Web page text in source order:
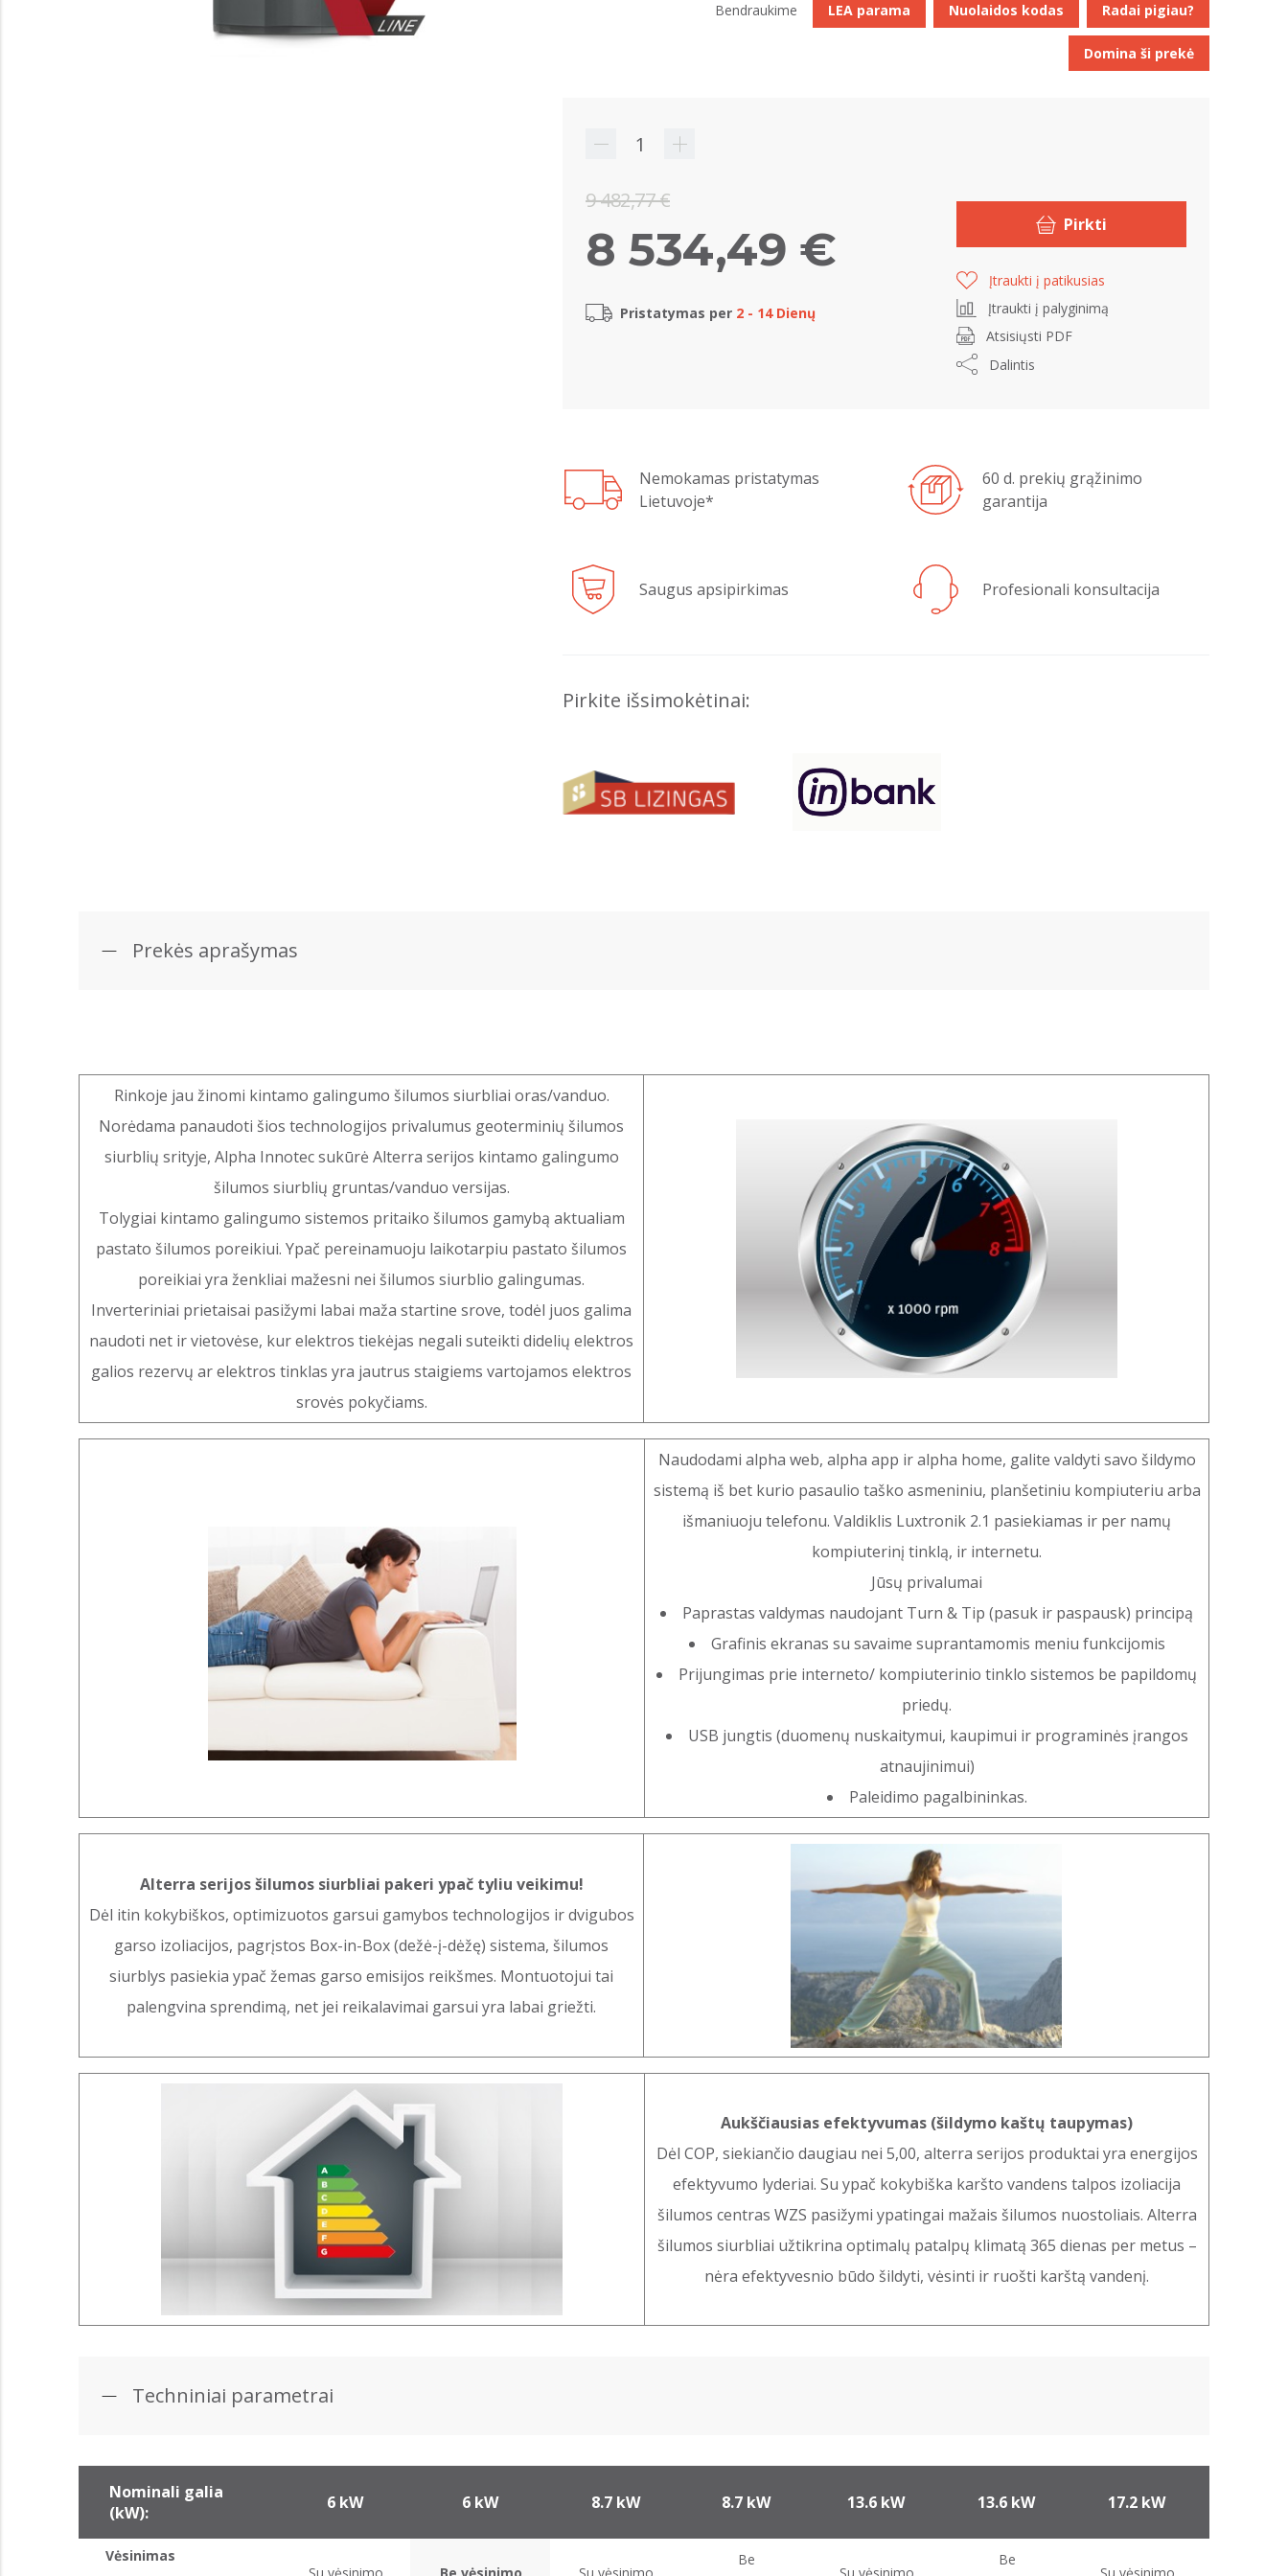
9 482,77 €
8 534,49 €
Pristatymas per 2 - 14 Dienų
Pirkti
Įtraukti į patikusias
Įtraukti į palyginimą
Atsisiųsti PDF
Dalintis
Nemokamas pristatymas
Lietuvoje*
60 d. prekių grąžinimo
garantija
Saugus apsipirkimas Profesionali konsultacija
Pirkite išsimokėtinai:
Bendraukime LEA parama Nuolaidos kodas Radai pigiau?
Domina ši prekė
Prekės aprašymas
Rinkoje jau žinomi kintamo galingumo šilumos siurbliai oras/vanduo.
Norėdama panaudoti šios technologijos privalumus geoterminių šilumos
siurblių srityje, Alpha Innotec sukūrė Alterra serijos kintamo galingumo
šilumos siurblių gruntas/vanduo versijas.
Tolygiai kintamo galingumo sistemos pritaiko šilumos gamybą aktualiam
pastato šilumos poreikiui. Ypač pereinamuoju laikotarpiu pastato šilumos
poreikiai yra ženkliai mažesni nei šilumos siurblio galingumas.
Inverteriniai prietaisai pasižymi labai maža startine srove, todėl juos galima
naudoti net ir vietovėse, kur elektros tiekėjas negali suteikti didelių elektros
galios rezervų ar elektros tinklas yra jautrus staigiems vartojamos elektros
srovės pokyčiams.
Naudodami alpha web, alpha app ir alpha home, galite valdyti savo šildymo
sistemą iš bet kurio pasaulio taško asmeniniu, planšetiniu kompiuteriu arba
išmaniuoju telefonu. Valdiklis Luxtronik 2.1 pasiekiamas ir per namų
kompiuterinį tinklą, ir internetu.
Jūsų privalumai
Paprastas valdymas naudojant Turn & Tip (pasuk ir paspausk) principą
Grafinis ekranas su savaime suprantamomis meniu funkcijomis
Prijungimas prie interneto/ kompiuterinio tinklo sistemos be papildomų
priedų.
USB jungtis (duomenų nuskaitymui, kaupimui ir programinės įrangos
atnaujinimui)
Paleidimo pagalbininkas.
Alterra serijos šilumos siurbliai pakeri ypač tyliu veikimu!
Dėl itin kokybiškos, optimizuotos garsui gamybos technologijos ir dvigubos
garso izoliacijos, pagrįstos Box-in-Box (dežė-į-dėžę) sistema, šilumos
siurblys pasiekia ypač žemas garso emisijos reikšmes. Montuotojui tai
palengvina sprendimą, net jei reikalavimai garsui yra labai griežti.
Aukščiausias efektyvumas (šildymo kaštų taupymas)
Dėl COP, siekiančio daugiau nei 5,00, alterra serijos produktai yra energijos
efektyvumo lyderiai. Su ypač kokybiška karšto vandens talpos izoliacija
šilumos centras WZS pasižymi ypatingai mažais šilumos nuostoliais. Alterra
šilumos siurbliai užtikrina optimalų patalpų klimatą 365 dienas per metus –
nėra efektyvesnio būdo šildyti, vėsinti ir ruošti karštą vandenį.
Techniniai parametrai
Nominali galia
(kW):
6 kW 6 kW 8.7 kW 8.7 kW 13.6 kW 13.6 kW 17.2 kW
Vėsinimas
Be Be